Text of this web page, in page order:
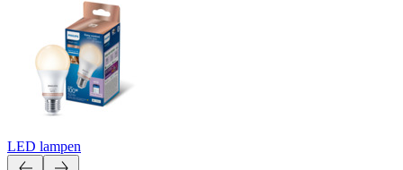
LED lampen